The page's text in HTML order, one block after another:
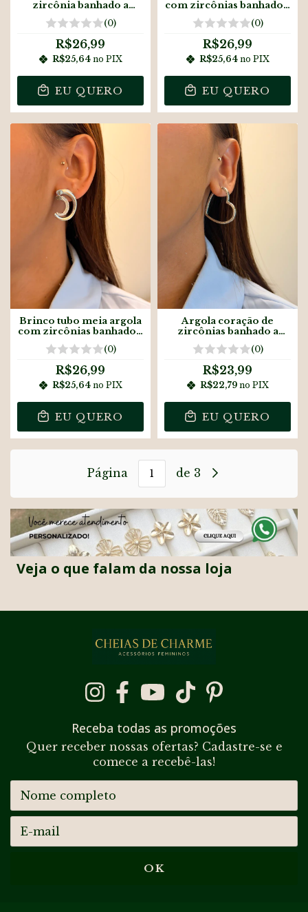
zircônia banhado a
ouro18k
(0)
R$26,99
R$25,64no PIX
EU QUERO
com zircônias banhado a
ouro18k
(0)
R$26,99
R$25,64no PIX
EU QUERO
Brinco tubo meia argola
com zircônias banhado a
prata
(0)
R$26,99
R$25,64no PIX
EU QUERO
Argola coração de
zircônias banhado a
prata
(0)
R$23,99
R$22,79no PIX
EU QUERO
Página de 3
Veja o que falam da nossa loja
Receba todas as promoções
Quer receber nossas ofertas? Cadastre-se e
comece a recebê-las!